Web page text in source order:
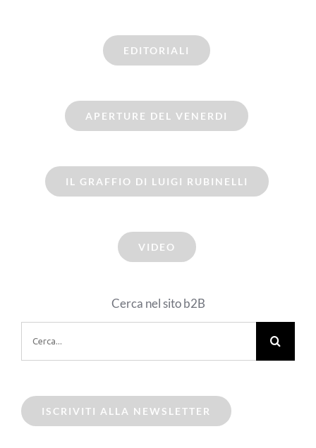
EDITORIALI
APERTURE DEL VENERDI
IL GRAFFIO DI LUIGI RUBINELLI
VIDEO
Cerca nel sito b2B
per:
ISCRIVITI ALLA NEWSLETTER